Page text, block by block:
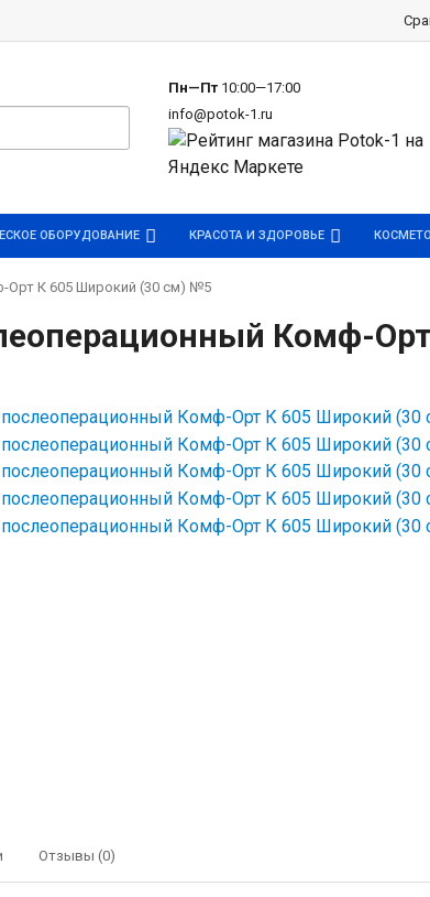
Пн—Пт10:00—17:00
info@potok-1.ru
ОБОРУДОВАНИЕ КРАСОТА И ЗДОРОВЬЕ
Орт К 605 Широкий (30 см) №5
Комф-
Отзывы (0)